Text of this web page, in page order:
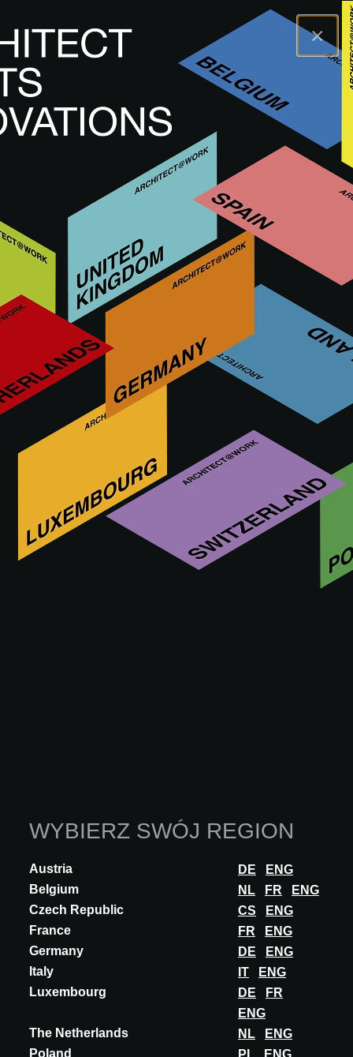
WYBIERZ SWÓJ REGION
×
Austria DE
ENG
Belgium
NL FR
ENG
Czech Republic
CS
ENG
France
FR
ENG
Germany
DE
ENG
Italy
IT
ENG
Luxembourg
DE
FR
ENG
The Netherlands
NL
ENG
Poland
A@WX Odwiedź A@W LISBON
Wystawcy
OLIVEIRA HOME
Kim jest OLIVEIRA HOME
OliveiraHome - Design & Concept presents OH Flooring &
Covering – Next Step: an innovative PVC-free flooring with
extreme resistance to water and fire, high dimensional
stability and contemporary design. A sustainable solution for
Ta funkcjonalność jest zarezerwowana wyłącznie
dla architektów, projektantów wnętrz oraz innych
A@W Xperience.
Czy jesteś architektem? Zaloguj się lub zarejestruj
się, aby kontynuować.
ZALOGUJ SIĘ
Partycypacje